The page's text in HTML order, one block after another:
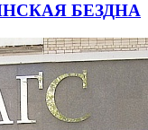
БЕЗДНА